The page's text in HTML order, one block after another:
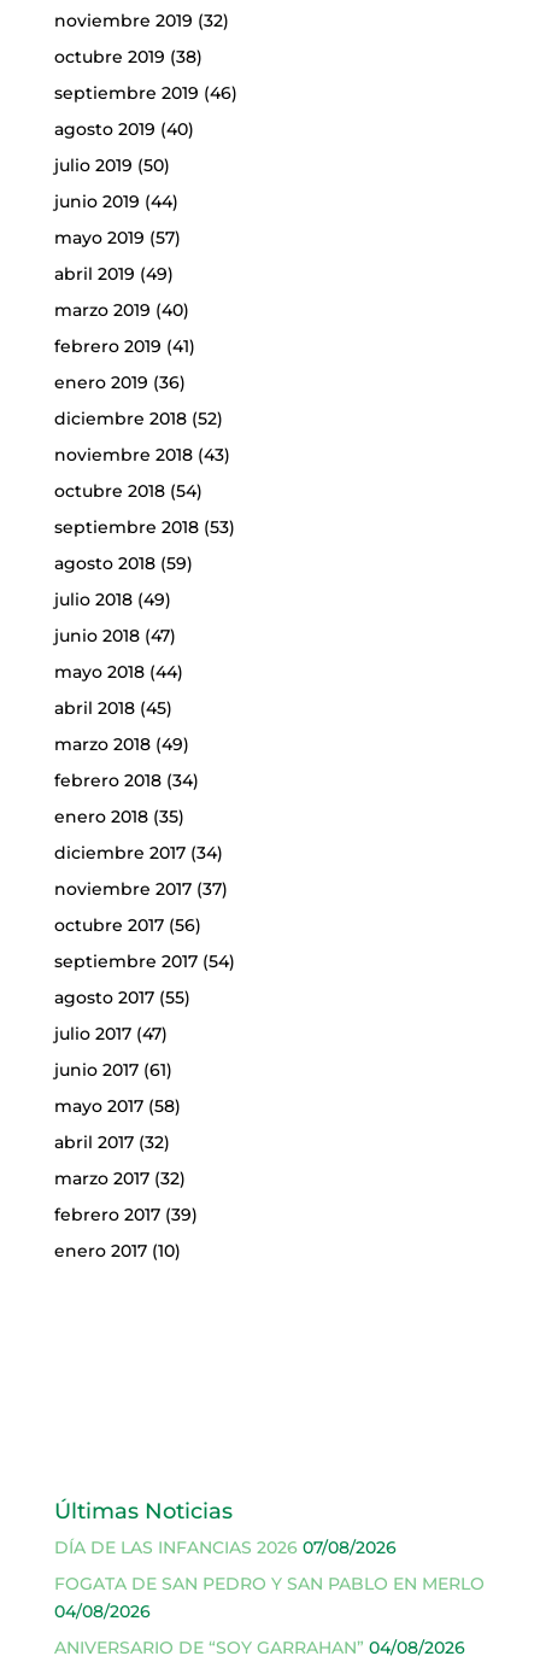
noviembre 2019 (32)
octubre 2019 (38)
septiembre 2019 (46)
agosto 2019 (40)
julio 2019 (50)
junio 2019 (44)
mayo 2019 (57)
abril 2019 (49)
marzo 2019 (40)
febrero 2019 (41)
enero 2019 (36)
diciembre 2018(52)
noviembre 2018(43)
octubre 2018(54)
septiembre 2018(53)
agosto 2018(59)
julio 2018(49)
junio 2018(47)
mayo 2018(44)
abril 2018(45)
marzo 2018(49)
febrero 2018(34)
enero 2018(35)
diciembre 2017(34)
noviembre 2017(37)
octubre 2017(56)
septiembre 2017(54)
agosto 2017(55)
julio 2017(47)
junio 2017(61)
mayo 2017(58)
abril 2017(32)
marzo 2017(32)
febrero 2017(39)
enero 2017(10)
Últimas Noticias
DÍA DE LAS INFANCIAS 2026 07/08/2026
FOGATA DE SAN PEDRO Y SAN PABLO EN MERLO
04/08/2026
ANIVERSARIO DE “SOY GARRAHAN” 04/08/2026